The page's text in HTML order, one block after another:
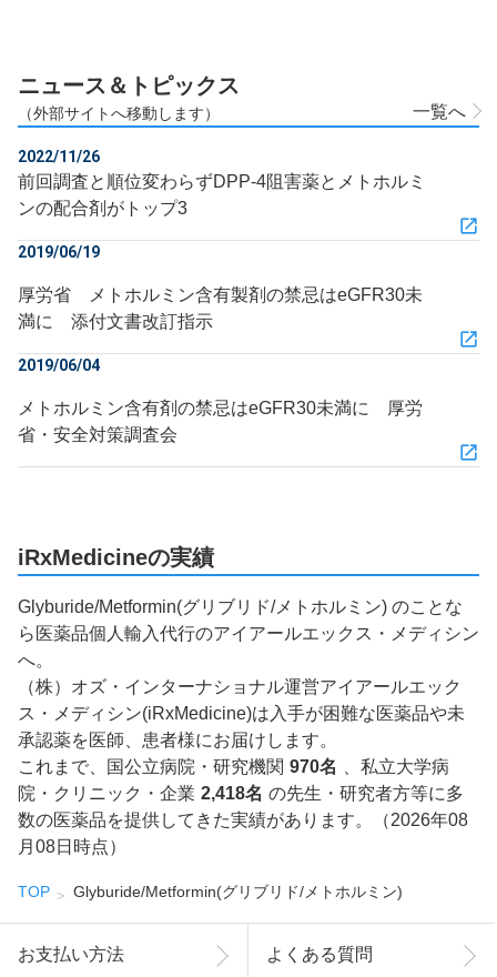
ニュース＆トピックス
（外部サイトへ移動します） 一覧へ
2022/11/26
前回調査と順位変わらずDPP-4阻害薬とメトホルミ
ンの配合剤がトップ3
2019/06/19
厚労省 メトホルミン含有製剤の禁忌はeGFR30未
満に 添付文書改訂指示
2019/06/04
メトホルミン含有剤の禁忌はeGFR30未満に 厚労
省・安全対策調査会
iRxMedicineの実績
Glyburide/Metformin(グリブリド/メトホルミン) のことな
ら医薬品個人輸入代行のアイアールエックス・メディシン
へ。
（株）オズ・インターナショナル運営アイアールエック
ス・メディシン(iRxMedicine)は入手が困難な医薬品や未
承認薬を医師、患者様にお届けします。
これまで、国公立病院・研究機関 970名
、私立大学病
院・クリニック・企業 2,418名 の先生・研究者方等に多
数の医薬品を提供してきた実績があります。（2026年08
月08日時点）
TOP Glyburide/Metformin(グリブリド/メトホルミン)
お支払い方法 よくある質問